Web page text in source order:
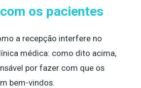
os pacientes
a recepção interfere no
médica: como dito acima,
por fazer com que os
bem-vindos.